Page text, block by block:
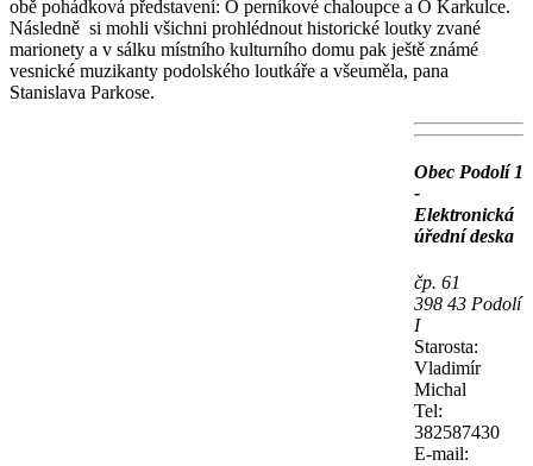
obě pohádková představení: O perníkové chaloupce a O Karkulce.
Následně si mohli všichni prohlédnout historické loutky zvané
marionety a v sálku místního kulturního domu pak ještě známé
vesnické muzikanty podolského loutkáře a všeuměla, pana
Stanislava Parkose.
Obec Podolí 1
-
Elektronická
úřední deska
čp. 61
398 43 Podolí
I
Starosta:
Vladimír
Michal
Tel:
382587430
E-mail: